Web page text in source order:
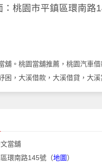
：桃園市平鎮區環南路
舖。桃園當舖推薦，桃園汽車
困，大溪借款，大溪借貸，大
當舖
環南路145號 （地圖）